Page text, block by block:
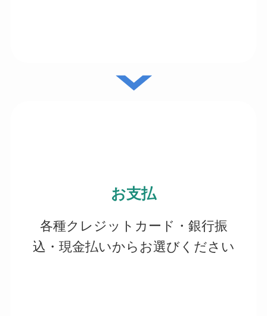
お支払
各種クレジットカード・銀行振
込・現金払いからお選びください